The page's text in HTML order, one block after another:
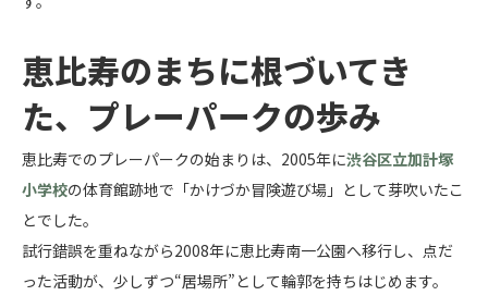
恵比寿のまちに根づいてき
た、プレーパークの歩み
恵比寿でのプレーパークの始まりは、2005年に渋谷区立加計塚
小学校の体育館跡地で「かけづか冒険遊び場」として芽吹いたこ
とでした。
試行錯誤を重ねながら2008年に恵比寿南一公園へ移行し、点だ
った活動が、少しずつ“居場所”として輪郭を持ちはじめます。